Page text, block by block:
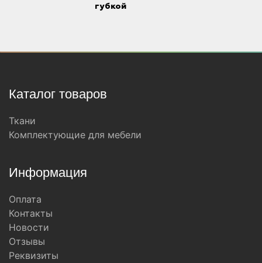
губкой
Каталог товаров
Ткани
Комплектующие для мебели
Информация
Оплата
Контакты
Новости
Отзывы
Реквизиты